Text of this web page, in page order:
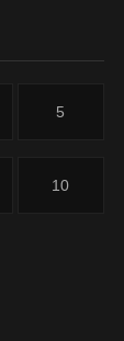
5
10